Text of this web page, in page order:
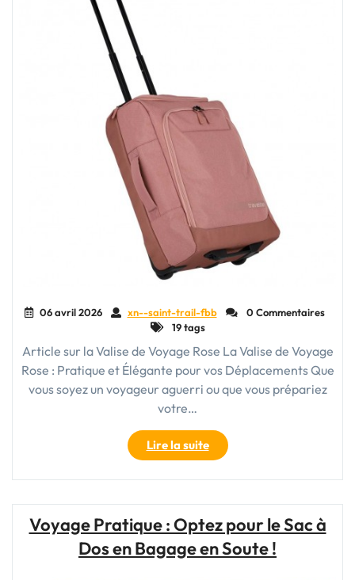
Aventures"
06 avril 2026 xn--saint-trail-fbb
0 Commentaires
19 tags
Article sur la Valise de Voyage Rose La Valise de Voyage
Rose : Pratique et Élégante pour vos Déplacements Que
vous soyez un voyageur aguerri ou que vous prépariez
votre…
Lire la suite"Voyage
en
Rose
de
la
Voyage Pratique : Optez pour le Sac à
Dos en Bagage en Soute !